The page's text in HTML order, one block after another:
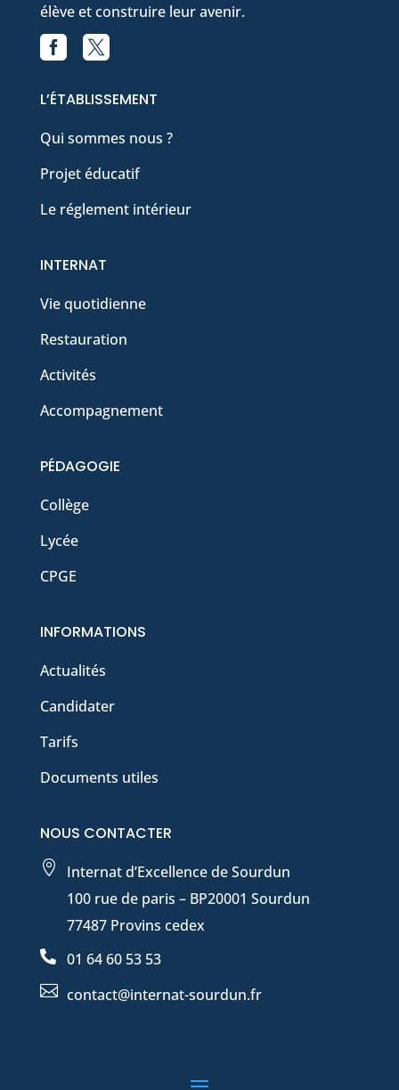
élève et construire leur avenir.
 Facebook

L’ÉTABLISSEMENT
Qui sommes nous ?
Projet éducatif
Le réglement intérieur
INTERNAT
Vie quotidienne
Restauration
Activités
Accompagnement
PÉDAGOGIE
Collège
Lycée
CPGE
INFORMATIONS
Actualités
Candidater
Tarifs
Documents utiles
NOUS CONTACTER

Internat d’Excellence de Sourdun
100 rue de paris – BP20001 Sourdun
77487 Provins cedex
 01 64 60 53 53
 contact@internat-sourdun.fr